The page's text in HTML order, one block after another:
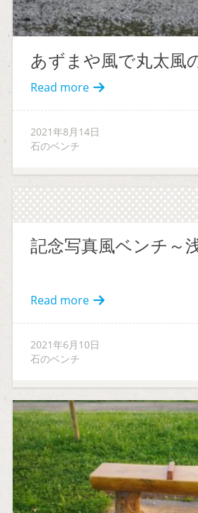
あずまや風で丸太風
Read more
2021年8月14日
石のベンチ
記念写真風ベンチ～
Read more
2021年6月10日
石のベンチ